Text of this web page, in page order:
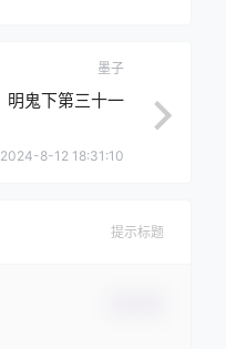
墨子
明鬼下第三十一
2024-8-12 18:31:10
提示标题